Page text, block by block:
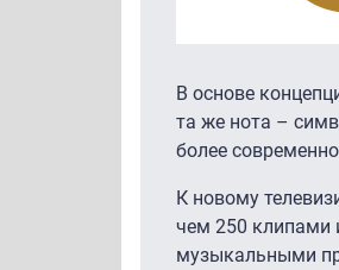
В основе
та же нота –
более
К новому
чем 250 клипами
музыкальными